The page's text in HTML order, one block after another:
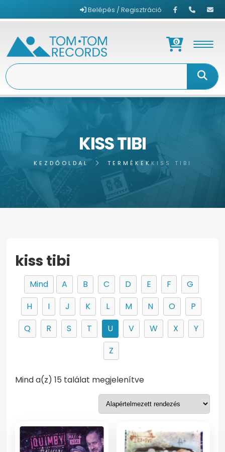
Belépés / Regisztráció
0
KISS TIBI
KEZDŐOLDAL TERMÉKEKKISS TIBI
kiss tibi
Mind A B C D E F
G
H
I J K L M N O
P
Q
R S T U V W X
Y
Z
Mind a(z) 15 találat megjelenítve